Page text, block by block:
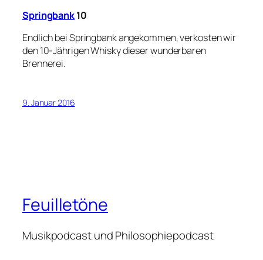
Springbank10
Endlich bei Springbank angekommen, verkosten wir
den 10-Jährigen Whisky dieser wunderbaren
Brennerei.
9. Januar 2016
Feuilletöne
Musikpodcast und Philosophiepodcast